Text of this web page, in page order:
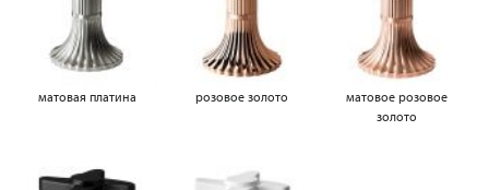
матовая платина розовое золото
матовое розовое
золото